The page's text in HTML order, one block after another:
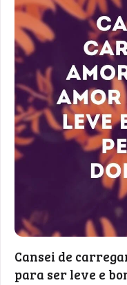
Cansei de
para ser leve e